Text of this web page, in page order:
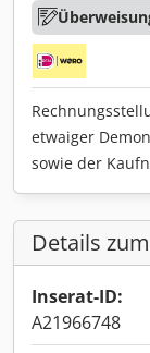
etwaiger
sowie der
Details
Inserat-ID:
A21966748